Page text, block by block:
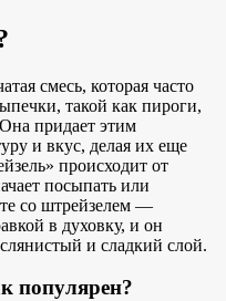
смесь, которая часто
такой как пироги,
придает этим
и вкус, делая их еще
происходит от
посыпать или
со штрейзелем —
в духовку, и он
и сладкий слой.
популярен?